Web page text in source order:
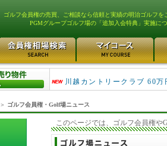
ゴルフ会員権の売買、ご相談なら信頼と実績の明治ゴルフを
PGMグループゴルフ場の「追加入会特典」実施に
津久井湖ゴルフ倶楽部 80万
川越カントリークラブ 60万
＞ ゴルフ会員権・Golf場ニュース
このページでは、ゴルフ会員権や